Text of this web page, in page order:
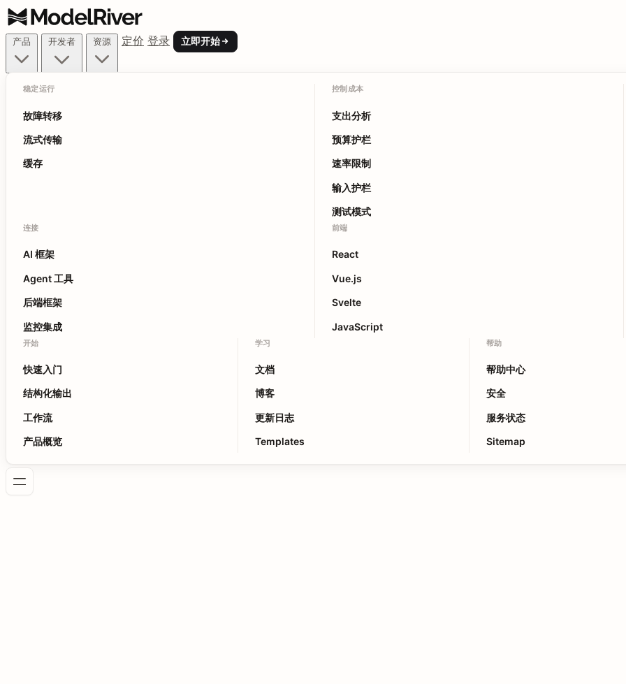
定价 登录 立即开始
稳定运行
故障转移
流式传输
缓存
控制成本
支出分析
预算护栏
速率限制
输入护栏
测试模式
连接
AI 框架
Agent 工具
后端框架
监控集成
前端
React
Vue.js
Svelte
JavaScript
开始
快速入门
结构化输出
工作流
产品概览
学习
文档
博客
更新日志
Templates
帮助
帮助中心
安全
服务状态
Sitemap